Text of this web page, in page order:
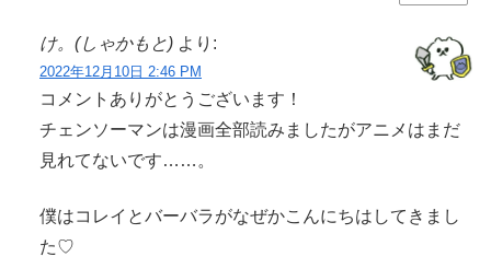
け。(しゃかもと) より:
2022年12月10日 2:46 PM
コメントありがとうございます！
チェンソーマンは漫画全部読みましたがアニメはまだ
見れてないです……。
僕はコレイとバーバラがなぜかこんにちはしてきまし
た♡